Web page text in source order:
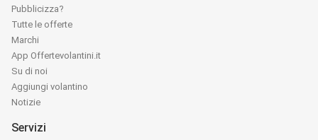
Pubblicizza?
Tutte le offerte
Marchi
App Offertevolantini.it
Su di noi
Aggiungi volantino
Notizie
Servizi